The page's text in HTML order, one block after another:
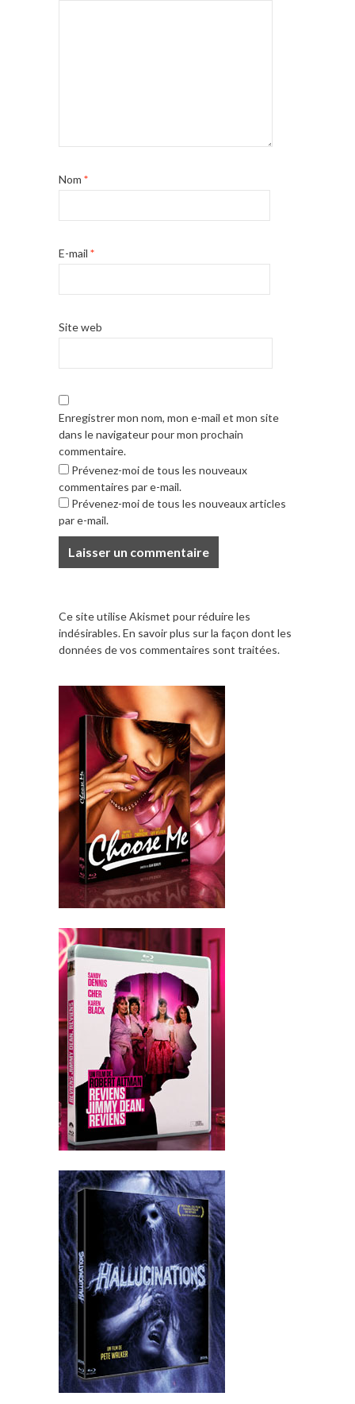
Nom *
E-mail *
Site web
Enregistrer mon nom, mon e-mail et mon site
dans le navigateur pour mon prochain
commentaire.
Prévenez-moi de tous les nouveaux
commentaires par e-mail.
Prévenez-moi de tous les nouveaux articles
par e-mail.
Ce site utilise Akismet pour réduire les
indésirables.En savoir plus sur la façon dont les
données de vos commentaires sont traitées.